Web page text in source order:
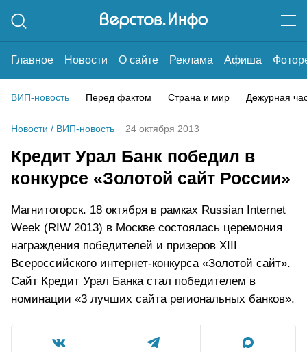
Главное Новости О сайте Реклама Афиша
ВИП-новость Перед фактом Страна и мир Дежурная
Новости / ВИП-новость 24 октября 2013
Кредит Урал Банк победил в
конкурсе «Золотой сайт России»
Магнитогорск. 18 октября в рамках Russian Internet
Week (RIW 2013) в Москве состоялась церемония
награждения победителей и призеров ХIII
Всероссийского интернет-конкурса «Золотой сайт».
Сайт Кредит Урал Банка стал победителем в
номинации «3 лучших сайта региональных банков».